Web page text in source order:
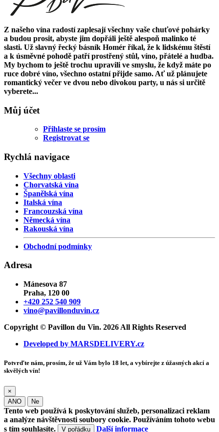
Z našeho vína radostí zaplesají všechny vaše chuťové pohárky
a budou prosit, abyste jim dopřáli ještě alespoň malinko té
slasti. Už slavný řecký básník Homér říkal, že k lidskému štěstí
a k úsměvné pohodě patří prostřený stůl, víno, přátelé a hudba.
My bychom to ještě trochu upravili ve smyslu, že když máte po
ruce dobré víno, všechno ostatní přijde samo. Ať už plánujete
romantický večer ve dvou nebo divokou party, u nás si určitě
vyberete...
Můj účet
Přihlaste se prosím
Registrovat se
Rychlá navigace
Všechny oblasti
Chorvatská vína
Španělská vína
Italská vína
Francouzská vína
Německá vína
Rakouská vína
Obchodní podmínky
Adresa
Mánesova 87
Praha, 120 00
+420 252 540 909
vino@pavillonduvin.cz
Copyright © Pavillon du Vin. 2026 All Rights Reserved
Developed by MARSDELIVERY.cz
Potvrďte nám, prosím, že už Vám bylo 18 let, a vybírejte z úžasných akcí a
skvělých vín!
×
ANO
Ne
Tento web používá k poskytování služeb, personalizaci reklam
a analýze návštěvnosti soubory cookie. Používáním tohoto webu
s tím souhlasíte.
V pořádku Další informace